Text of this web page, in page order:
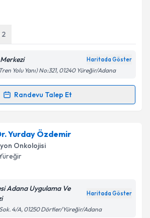
ve kişisel verilerimin belirtilen
işlenmesini kabul ediyorum.
Takvim Talebini Gönder
2
Haritada Göster
Yolu Yanı) No:321, 01240 Yüreğir/Adana
Randevu Talep Et
Talebi
için randevu takvimi talebi
bu uzmandan randevu almanız için bir
e-posta ile bilgilendireceğiz.
Yurday Özdemir
Onkolojisi
Adana Uygulama Ve
Haritada Göster
4/A, 01250 Dörtler/Yüreğir/Adana